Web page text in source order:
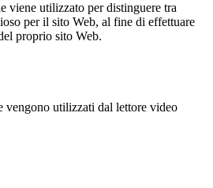
viene utilizzato per distinguere tra
per il sito Web, al fine di effettuare
proprio sito Web.
vengono utilizzati dal lettore video